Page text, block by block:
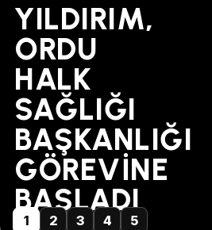
YILDIRIM,
ORDU
HALK
SAĞLIĞI
BAŞKANLIĞI
GÖREVİNE
BAŞLADI
"BU
FİYAT
KABUL
EDİLEMEZ!"
MÜBAREK-
DİKENCE
ARASINA
GÜVEN
GELDİ
TÜRK
SAĞLIK-
SEN'DEN
ZİYARET...
SÜRE
31
AĞUSTOS'TA
DOLUYOR
1 2 3 4 5